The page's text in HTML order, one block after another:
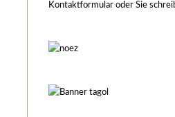
Kontaktformular oder Sie